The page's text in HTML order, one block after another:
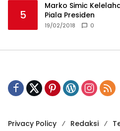
5
Marko Simic
Piala Presiden
19/02/2018 0
Privacy Policy Redaksi